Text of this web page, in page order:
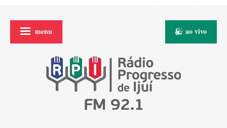
menu ao vivo